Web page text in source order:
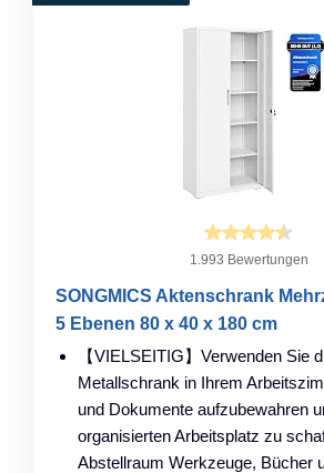
1.993 Bewertungen
SONGMICS Aktenschrank
5 Ebenen 80 x 40 x 180 cm
【VIELSEITIG】Verwenden Sie
Metallschrank in Ihrem
und Dokumente aufzubewahren
organisierten Arbeitsplatz zu
Abstellraum Werkzeuge, Bücher